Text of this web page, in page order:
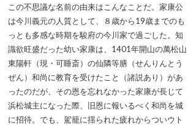
この不思議な名前の由来はこんなことだ。家康公
は今川義元の人質として、８歳から19歳までのも
っとも多感な時期を駿府の今川家で過ごした。知
識欲旺盛だった幼い家康は、1401年開山の萬松山
東陽軒（現・可睡斎）の仙隣等膳（せんりんとう
ぜん）和尚に教育を受けたこと（諸説あり）があ
ったのだが、その恩を忘れなかった家康が長じて
浜松城主になった際、旧恩に報いるべく和尚を城
に招待。でも、駕籠に揺られた疲れからついウト